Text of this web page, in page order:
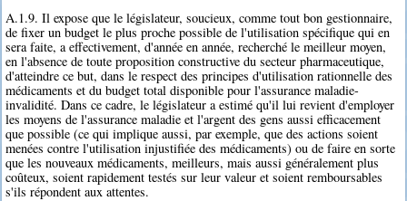
A.1.9. Il expose que le législateur, soucieux, comme tout bon gestionnaire,
de fixer un budget le plus proche possible de l'utilisation spécifique qui en
sera faite, a effectivement, d'année en année, recherché le meilleur moyen,
en l'absence de toute proposition constructive du secteur pharmaceutique,
d'atteindre ce but, dans le respect des principes d'utilisation rationnelle des
médicaments et du budget total disponible pour l'assurance maladie-
invalidité. Dans ce cadre, le législateur a estimé qu'il lui revient d'employer
les moyens de l'assurance maladie et l'argent des gens aussi efficacement
que possible (ce qui implique aussi, par exemple, que des actions soient
menées contre l'utilisation injustifiée des médicaments) ou de faire en sorte
que les nouveaux médicaments, meilleurs, mais aussi généralement plus
coûteux, soient rapidement testés sur leur valeur et soient remboursables
s'ils répondent aux attentes.